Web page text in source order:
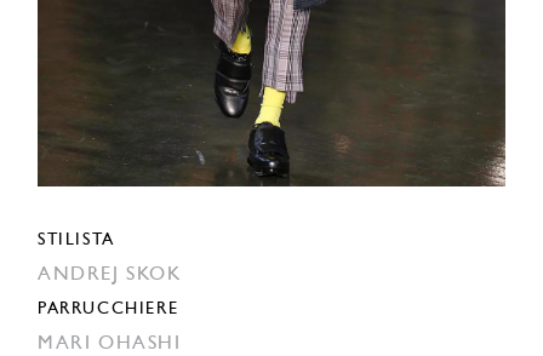
STILISTA
ANDREJ SKOK
PARRUCCHIERE
MARI OHASHI